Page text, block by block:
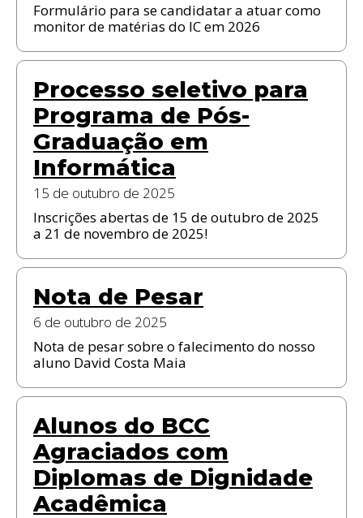
Formulário para se candidatar a atuar como
monitor de matérias do IC em 2026
Processo seletivo para
Programa de Pós-
Graduação em
Informática
15 de outubro de 2025
Inscrições abertas de 15 de outubro de 2025
a 21 de novembro de 2025!
Nota de Pesar
6 de outubro de 2025
Nota de pesar sobre o falecimento do nosso
aluno David Costa Maia
Alunos do BCC
Agraciados com
Diplomas de Dignidade
Acadêmica